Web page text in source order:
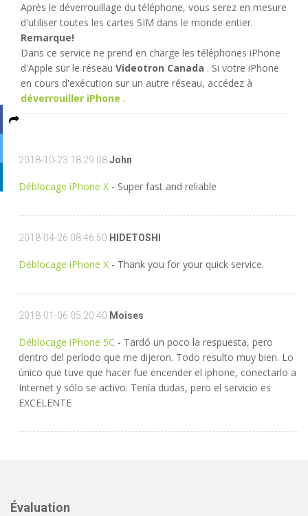
Après le déverrouillage du téléphone, vous serez en mesure
d'utiliser toutes les cartes SIM dans le monde entier.
Remarque!
Dans ce service ne prend en charge les téléphones iPhone
d'Apple sur le réseau Videotron Canada . Si votre iPhone
en cours d'exécution sur un autre réseau, accédez à
déverrouiller iPhone .
2018-10-23 18:29:08John
Déblocage iPhone X - Super fast and reliable
2018-04-26 08:46:50 HIDETOSHI
Déblocage iPhone X - Thank you for your quick service.
2018-01-06 05:20:40 Moises
Déblocage iPhone 5C - Tardó un poco la respuesta, pero
dentro del período que me dijeron. Todo resulto muy bien. Lo
único que tuve que hacer fue encender el iphone, conectarlo a
Internet y sólo se activo. Tenía dudas, pero el servicio es
EXCELENTE
Évaluation